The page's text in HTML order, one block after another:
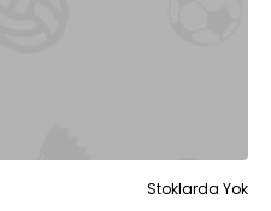
Stoklarda Yok